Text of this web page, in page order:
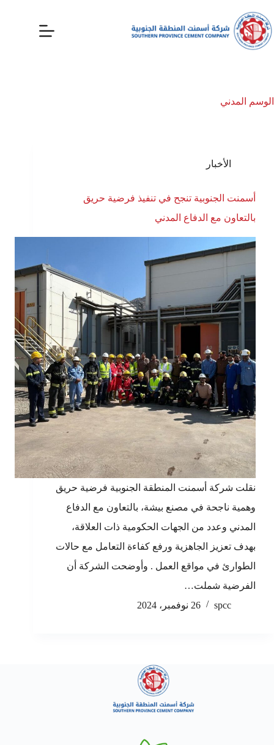
الوسم المدني
الأخبار
أسمنت الجنوبية تنجح في تنفيذ فرضية حريق
بالتعاون مع الدفاع المدني
نقلت شركة أسمنت المنطقة الجنوبية فرضية حريق
وهمية ناجحة في مصنع بيشة، بالتعاون مع الدفاع
المدني وعدد من الجهات الحكومية ذات العلاقة،
بهدف تعزيز الجاهزية ورفع كفاءة التعامل مع حالات
الطوارئ في مواقع العمل . وأوضحت الشركة أن
الفرضية شملت…
spcc
26 نوفمبر، 2024